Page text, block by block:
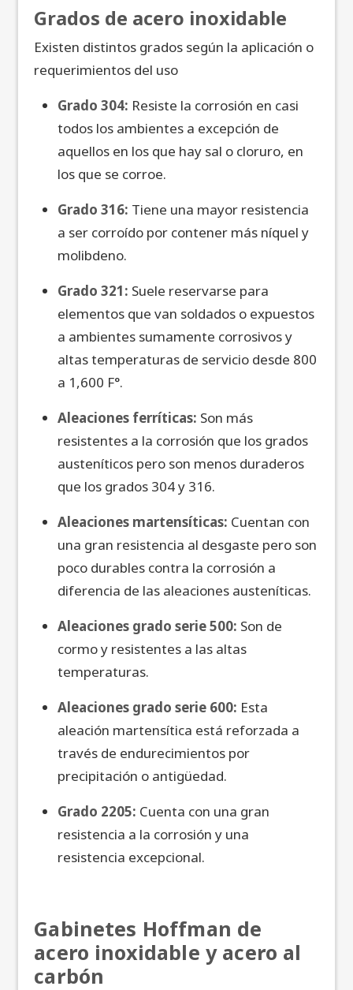
Grados de acero inoxidable
Existen distintos grados según la aplicación o
requerimientos del uso
Grado 304: Resiste la corrosión en casi
todos los ambientes a excepción de
aquellos en los que hay sal o cloruro, en
los que se corroe.
Grado 316: Tiene una mayor resistencia
a ser corroído por contener más níquel y
molibdeno.
Grado 321: Suele reservarse para
elementos que van soldados o expuestos
a ambientes sumamente corrosivos y
altas temperaturas de servicio desde 800
a 1,600 F°.
Aleaciones ferríticas: Son más
resistentes a la corrosión que los grados
austeníticos pero son menos duraderos
que los grados 304 y 316.
Aleaciones martensíticas: Cuentan con
una gran resistencia al desgaste pero son
poco durables contra la corrosión a
diferencia de las aleaciones austeníticas.
Aleaciones grado serie 500: Son de
cormo y resistentes a las altas
temperaturas.
Aleaciones grado serie 600: Esta
aleación martensítica está reforzada a
través de endurecimientos por
precipitación o antigüedad.
Grado 2205: Cuenta con una gran
resistencia a la corrosión y una
resistencia excepcional.
Gabinetes Hoffman de
acero inoxidable y acero al
carbón